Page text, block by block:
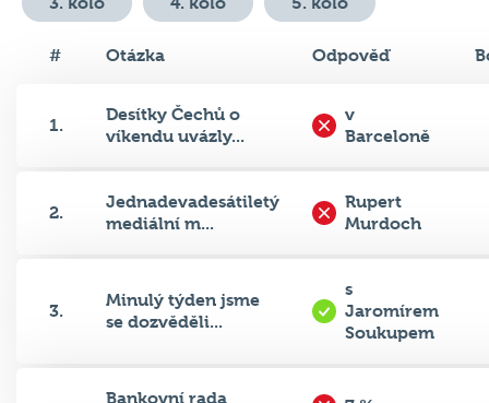
# Otázka Odpověď
1.
Desítky Čechů o
víkendu uvázly...
v
Barceloně
2.
Jednadevadesátiletý
mediální m...
Rupert
Murdoch
3.
Minulý týden jsme
se dozvěděli...
s
Jaromírem
Soukupem
Bankovní rada